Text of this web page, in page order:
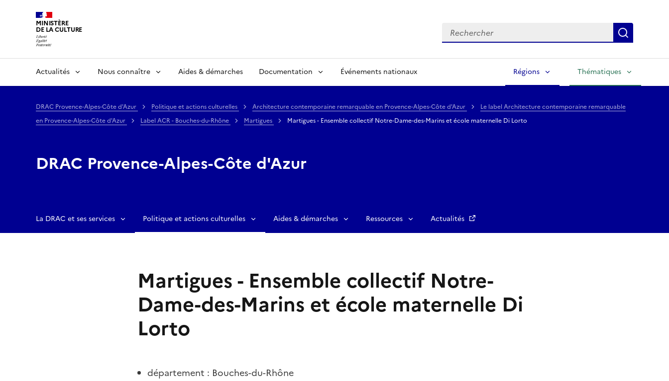
MINISTÈRE
DE LA CULTURE Rechercher
Actualités Nous connaître Aides & démarches Documentation Événements nationaux Régions Thématiques
DRAC Provence-Alpes-Côte d'Azur Politique et actions culturelles Architecture contemporaine remarquable en Provence-Alpes-Côte d'Azur
Le label Architecture contemporaine remarquable
en Provence-Alpes-Côte d'Azur
Label ACR - Bouches-du-Rhône Martigues Martigues - Ensemble collectif Notre-Dame-des-Marins et école maternelle Di Lorto
DRAC Provence-Alpes-Côte d'Azur
La DRAC et ses services Politique et actions culturelles Aides & démarches Ressources Actualités
Martigues - Ensemble collectif Notre-
Dame-des-Marins et école maternelle Di
Lorto
département : Bouches-du-Rhône